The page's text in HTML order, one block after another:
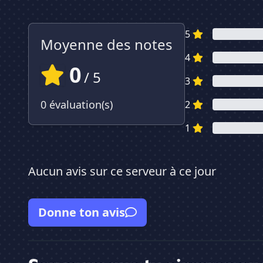
Moyenne des notes
0/ 5
0 évaluation(s)
5
4
3
2
1
Aucun avis sur ce serveur à ce jour
Donne ton avis